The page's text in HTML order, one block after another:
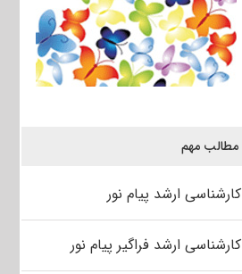
مطالب مهم
کارشناسی ارشد پیام نور
کارشناسی ارشد فراگیر پیام نور